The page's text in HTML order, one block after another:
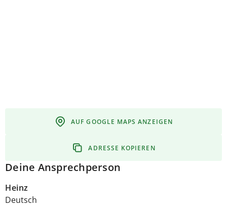
AUF GOOGLE MAPS ANZEIGEN
ADRESSE KOPIEREN
Deine Ansprechperson
Heinz
Deutsch